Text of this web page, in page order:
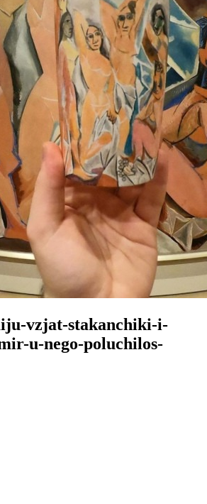
vzjat-stakanchiki-i-
u-nego-poluchilos-